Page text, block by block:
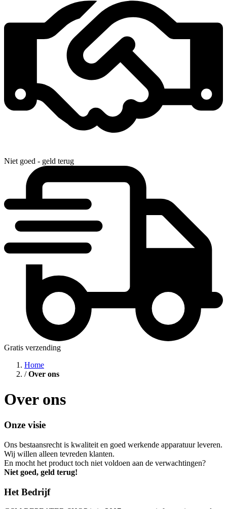
Niet goed - geld terug
Gratis verzending
Home
/Over ons
Over ons
Onze visie
Ons bestaansrecht is kwaliteit en goed werkende apparatuur leveren.
Wij willen alleen tevreden klanten.
En mocht het product toch niet voldoen aan de verwachtingen?
Niet goed, geld terug!
Het Bedrijf